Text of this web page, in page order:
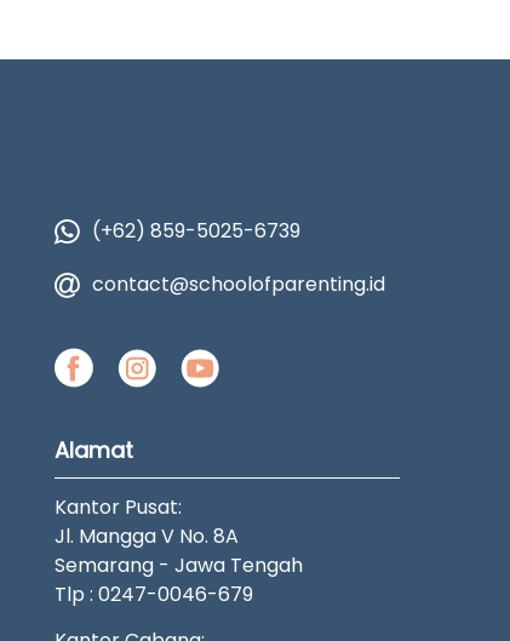
(+62) 859-5025-6739
contact@schoolofparenting.id
Alamat
Kantor Pusat:
Jl. Mangga V No. 8A
Semarang - Jawa Tengah
Tlp : 0247-0046-679